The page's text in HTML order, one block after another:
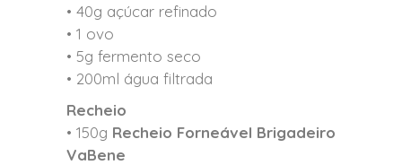
• 40g açúcar refinado
• 1 ovo
• 5g fermento seco
• 200ml água filtrada
Recheio
• 150g Recheio Forneável Brigadeiro
VaBene